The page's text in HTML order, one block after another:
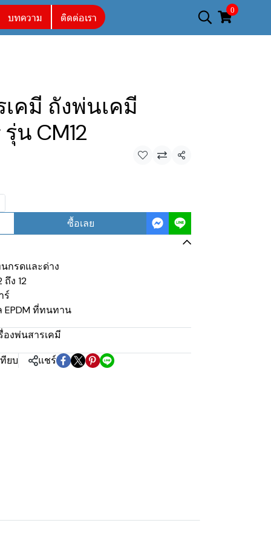
บทความ ติดต่อเรา 0
คมี ถังพ่นเคมี
น CM12
แชร์
ซื้อเลย
กรดและด่าง
ง 12
ร์
ที่ทนทาน
องพ่นสารเคมี
ยบ
แชร์